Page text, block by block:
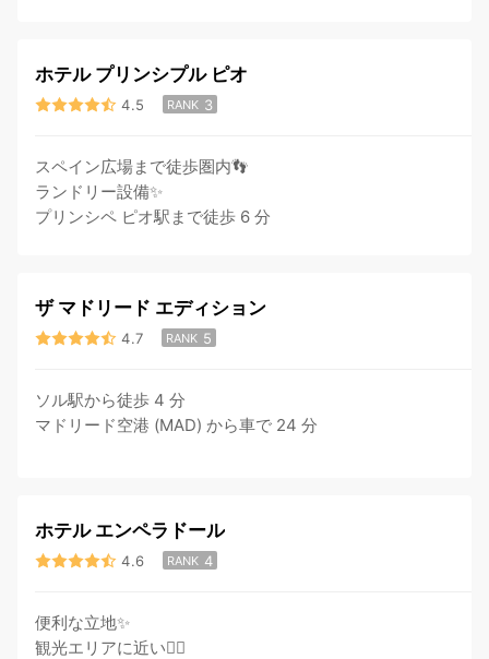
ホテル プリンシプル ピオ
4.5 RANK 3
スペイン広場まで徒歩圏内👣
ランドリー設備✨
プリンシペ ピオ駅まで徒歩 6 分
ザ マドリード エディション
4.7 RANK 5
ソル駅から徒歩 4 分
マドリード空港 (MAD) から車で 24 分
ホテル エンペラドール
4.6 RANK 4
便利な立地✨
観光エリアに近い🚶‍♀️